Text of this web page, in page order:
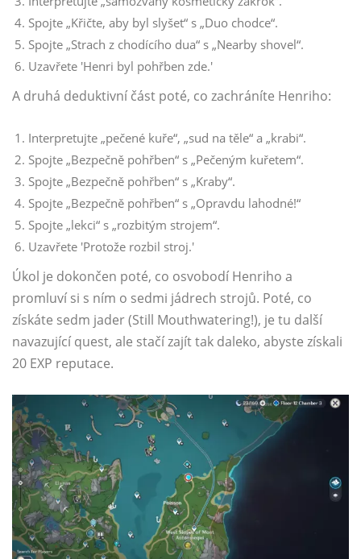
Spojte „Křičte, aby byl slyšet“ s „Duo chodce“.
Spojte „Strach z chodícího dua“ s „Nearby shovel“.
Uzavřete 'Henri byl pohřben zde.'
A druhá deduktivní část poté, co zachráníte Henriho:
Interpretujte „pečené kuře“, „sud na těle“ a „krabi“.
Spojte „Bezpečně pohřben“ s „Pečeným kuřetem“.
Spojte „Bezpečně pohřben“ s „Kraby“.
Spojte „Bezpečně pohřben“ s „Opravdu lahodné!“
Spojte „lekci“ s „rozbitým strojem“.
Uzavřete 'Protože rozbil stroj.'
Úkol je dokončen poté, co osvobodí Henriho a
promluví si s ním o sedmi jádrech strojů. Poté, co
získáte sedm jader (Still Mouthwatering!), je tu další
navazující quest, ale stačí zajít tak daleko, abyste získali
20 EXP reputace.